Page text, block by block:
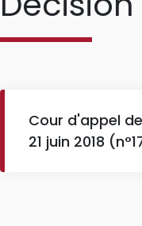
Cour d'appel
21 juin 2018